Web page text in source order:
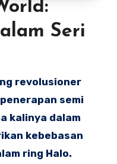
Seri
revolusioner
semi
kalinya dalam
kebebasan
ring Halo.